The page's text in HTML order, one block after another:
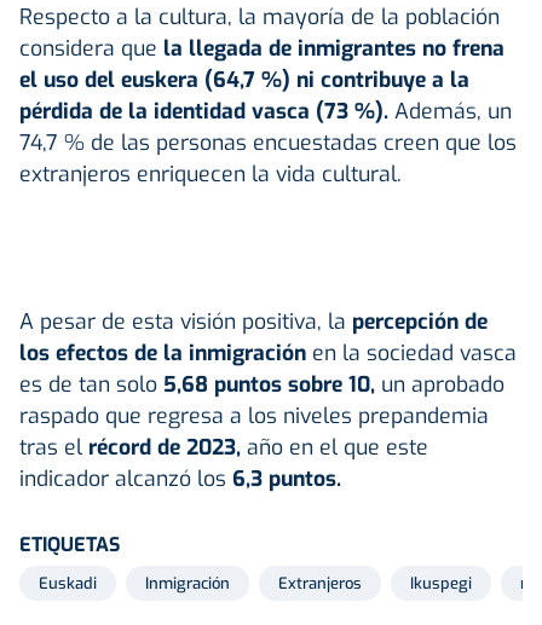
Respecto a la cultura, la mayoría de la población
considera que la llegada de inmigrantes no frena
el uso del euskera (64,7 %) ni contribuye a la
pérdida de la identidad vasca (73 %). Además, un
74,7 % de las personas encuestadas creen que los
extranjeros enriquecen la vida cultural.
A pesar de esta visión positiva, la percepción de
los efectos de la inmigración en la sociedad vasca
es de tan solo 5,68 puntos sobre 10, un aprobado
raspado que regresa a los niveles prepandemia
tras el récord de 2023, año en el que este
indicador alcanzó los 6,3 puntos.
ETIQUETAS
Euskadi Inmigración Extranjeros Ikuspegi